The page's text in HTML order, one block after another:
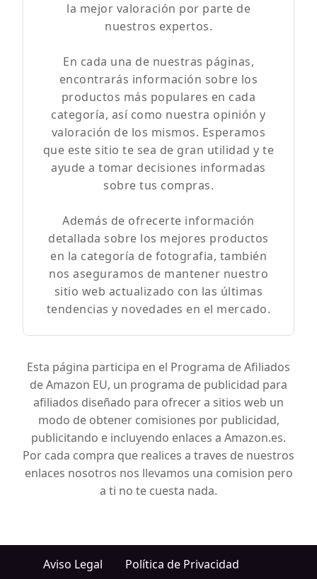
la mejor valoración por parte de
nuestros expertos.
En cada una de nuestras páginas,
encontrarás información sobre los
productos más populares en cada
categoría, así como nuestra opinión y
valoración de los mismos. Esperamos
que este sitio te sea de gran utilidad y te
ayude a tomar decisiones informadas
sobre tus compras.
Además de ofrecerte información
detallada sobre los mejores productos
en la categoría de fotografia, también
nos aseguramos de mantener nuestro
sitio web actualizado con las últimas
tendencias y novedades en el mercado.
Esta página participa en el Programa de Afiliados
de Amazon EU, un programa de publicidad para
afiliados diseñado para ofrecer a sitios web un
modo de obtener comisiones por publicidad,
publicitando e incluyendo enlaces a Amazon.es.
Por cada compra que realices a traves de nuestros
enlaces nosotros nos llevamos una comision pero
a ti no te cuesta nada.
Aviso Legal Política de Privacidad